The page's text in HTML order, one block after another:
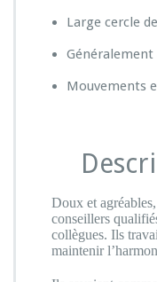
Large cercle
Mouvements
Doux et
conseillers
collègues. Ils
maintenir